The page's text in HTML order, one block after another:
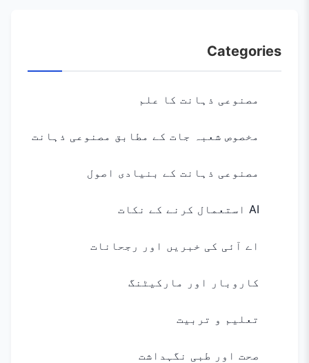
Categories
مصنوعی ذہانت کا علم
مخصوص شعبہ جات کے مطابق مصنوعی ذہانت
مصنوعی ذہانت کے بنیادی اصول
AI استعمال کرنے کے نکات
اے آئی کی خبریں اور رجحانات
کاروبار اور مارکیٹنگ
تعلیم و تربیت
صحت اور طبی نگہداشت